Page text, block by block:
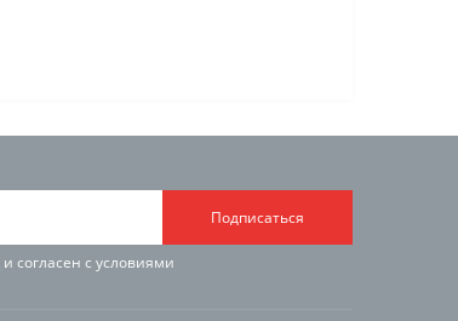
Подписаться
и согласен с условиями